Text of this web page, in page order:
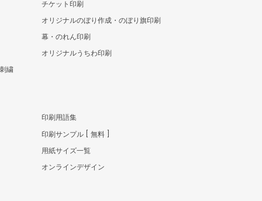
繍
チケット印刷
オリジナルのぼり作成・のぼり旗印刷
幕・のれん印刷
オリジナルうちわ印刷
印刷用語集
印刷サンプル
無料
用紙サイズ一覧
オンラインデザイン